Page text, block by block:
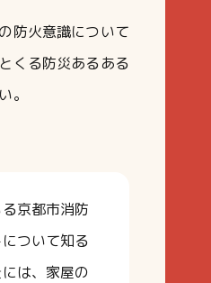
防火意識について
くる防災あるある
。
京都市消防
ついて知る
は、家屋の